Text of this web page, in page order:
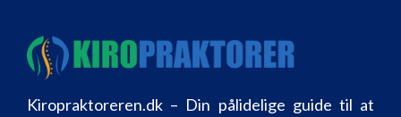
Kiropraktoreren.dk – Din pålidelige guide til at